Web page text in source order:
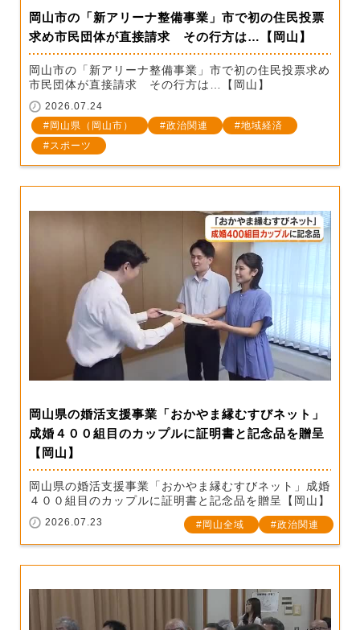
岡山市の「新アリーナ整備事業」市で初の住民投票
求め市民団体が直接請求 その行方は…【岡山】
岡山市の「新アリーナ整備事業」市で初の住民投票求め
市民団体が直接請求 その行方は…【岡山】
2026.07.24
岡山県（岡山市）
政治関連
地域経済
スポーツ
岡山県の婚活支援事業「おかやま縁むすびネット」
成婚４００組目のカップルに証明書と記念品を贈呈
【岡山】
岡山県の婚活支援事業「おかやま縁むすびネット」成婚
４００組目のカップルに証明書と記念品を贈呈【岡山】
2026.07.23 岡山全域 政治関連